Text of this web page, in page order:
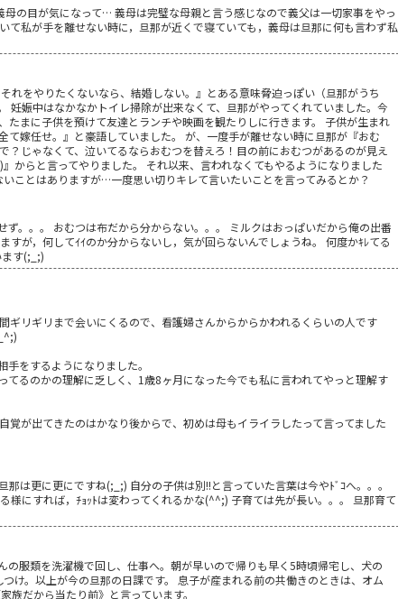
の目が気になって… 義母は完璧な母親と言う感じなので義父は一切家事をやっ
て私が手を離せない時に，旦那が近くで寝ていても，義母は旦那に何も言わず私
れをやりたくないなら、結婚しない。』とある意味脅迫っぽい（旦那がうち
娠中はなかなかトイレ掃除が出来なくて、旦那がやってくれていました。今
まに子供を預けて友達とランチや映画を観たりしに行きます。 子供が生まれ
嫁任せ。』と豪語していました。 が、一度手が離せない時に旦那が『おむ
じゃなくて、泣いてるならおむつを替えろ！目の前におむつがあるのが見え
からと言ってやりました。 それ以来、言われなくてもやるようになりました
ことはありますが…一度思い切りキレて言いたいことを言ってみるとか？
。。。 おむつは布だから分からない。。。 ミルクはおっぱいだから俺の出番
が，何してｲｲのか分からないし，気が回らないんでしょうね。 何度かｷﾚてる
す(;_;)
リギリまで会いにくるので、看護婦さんからからかわれるくらいの人です
をするようになりました。
るのかの理解に乏しく、1歳8ヶ月になった今でも私に言われてやっと理解す
が出てきたのはかなり後からで、初めは母もイライラしたって言ってました
は更に更にですね(;_;) 自分の子供は別!!と言っていた言葉は今やﾄﾞｺへ。。。
にすれば，ﾁｮｯﾄは変わってくれるかな(^^;) 子育ては先が長い。。。 旦那育て
服類を洗濯機で回し、仕事へ。朝が早いので帰りも早く5時頃帰宅し、犬の
け。以上が今の旦那の日課です。 息子が産まれる前の共働きのときは、オム
だから当たり前》と言っています。